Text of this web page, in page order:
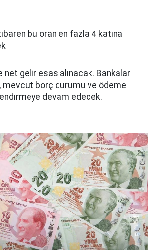
bu oran en fazla 4 katına
net gelir esas alınacak. Bankalar
mevcut borç durumu ve ödeme
devam edecek.